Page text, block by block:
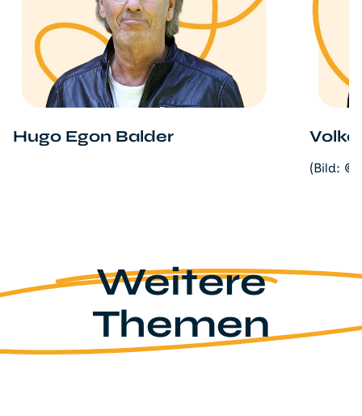
Hugo Egon Balder
(Bild:
Weitere
Themen